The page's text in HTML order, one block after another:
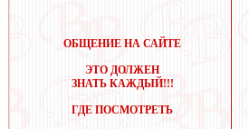
ОБЩЕНИЕ НА САЙТЕ
ЭТО ДОЛЖЕН
ЗНАТЬ КАЖДЫЙ!!!
ГДЕ ПОСМОТРЕТЬ